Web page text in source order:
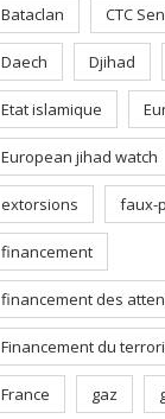
Bataclan CTC
Daech Djihad
Etat islamique
European jihad watch
extorsions faux-
financement
financement des
Financement du
France gaz